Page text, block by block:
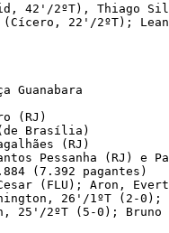
42'/2ºT), Thiago
22'/2ºT);
Guanabara
(RJ)
Brasília)
(RJ)
Pessanha (RJ) e
(7.392 pagantes)
(FLU); Aron,
26'/1ºT (2-
25'/2ºT (5-0);